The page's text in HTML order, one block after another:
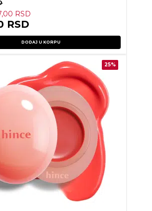
RSD
RSD
DODAJ U KORPU
25%